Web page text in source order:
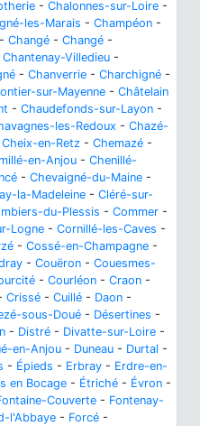
- Chalonnes-sur-Loire -
les-Marais - Champéon -
- Changé - Changé -
Chantenay-Villedieu -
- Chanverrie - Charchigné -
sur-Mayenne - Châtelain
- Chaudefonds-sur-Layon -
les-Redoux - Chazé-
Cheix-en-Retz - Chemazé -
en-Anjou - Chenillé-
- Chevaigné-du-Maine -
la-Madeleine - Cléré-sur-
du-Plessis - Commer -
Logne - Cornillé-les-Caves -
- Cossé-en-Champagne -
- Couëron - Couesmes-
- Courléon - Craon -
Crissé - Cuillé - Daon -
sous-Doué - Désertines -
- Distré - Divatte-sur-Loire -
en-Anjou - Duneau - Durtal -
- Épieds - Erbray - Erdre-en-
en Bocage - Étriché - Évron -
Couverte - Fontenay-
l'Abbaye - Forcé -